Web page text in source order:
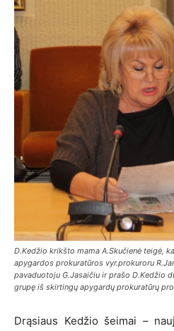
D.Kedžio krikšto mama A.Skučienė teigė,
apygardos prokuratūros vyr.prokuroru
pavaduotoju G.Jasaičiu ir prašo D.Kedžio
grupę iš skirtingų apygardų prokuratūrų
Drąsiaus Kedžio šeimai –